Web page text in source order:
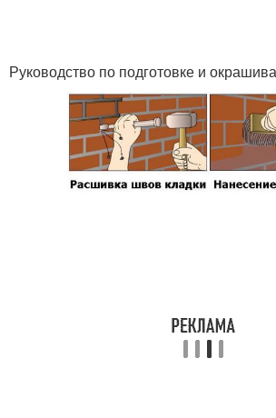
Руководство по подготовке и